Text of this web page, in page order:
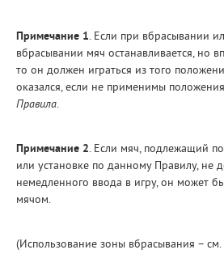
Примечание 1. Если при вбрасывании
вбрасывании мяч останавливается, но
то он должен играться из того
оказался, если не применимы
Правила.
Примечание 2. Если мяч, подлежащий
или установке по данному Правилу, не
немедленного ввода в игру, он может
мячом.
(Использование зоны вбрасывания –